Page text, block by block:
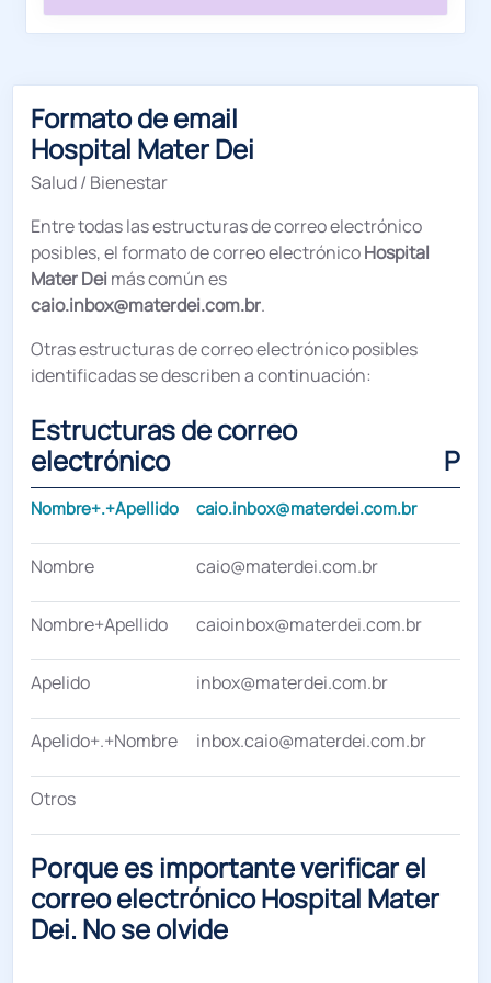
Formato de email
Hospital Mater Dei
Salud / Bienestar
Entre todas las estructuras de correo electrónico
posibles, el formato de correo electrónicoHospital
Mater Dei más común es
caio.inbox@materdei.com.br.
Otras estructuras de correo electrónico posibles
identificadas se describen a continuación:
Estructuras de correo
electrónico
Nombre+.+Apellido caio.inbox@materdei.com.br
Nombre caio@materdei.com.br
Nombre+Apellido caioinbox@materdei.com.br
Apelido inbox@materdei.com.br
Apelido+.+Nombre inbox.caio@materdei.com.br
Otros
Porque es importante verificar el
correo electrónico Hospital Mater
Dei. No se olvide